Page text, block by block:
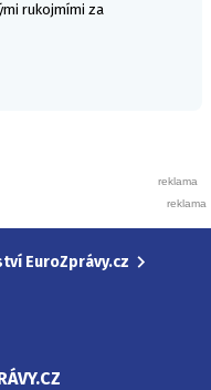
rukojmími za
EuroZprávy.cz